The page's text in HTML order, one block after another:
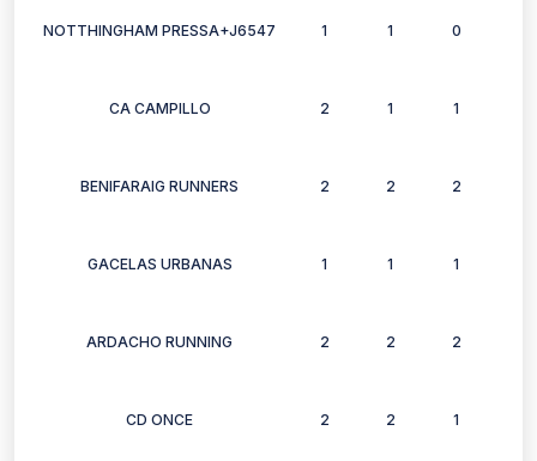
NOTTHINGHAM PRESSA+J6547 1 1 0
CA CAMPILLO 2 1 1
BENIFARAIG RUNNERS 2 2 2
GACELAS URBANAS 1 1 1
ARDACHO RUNNING 2 2 2
CD ONCE 2 2 1